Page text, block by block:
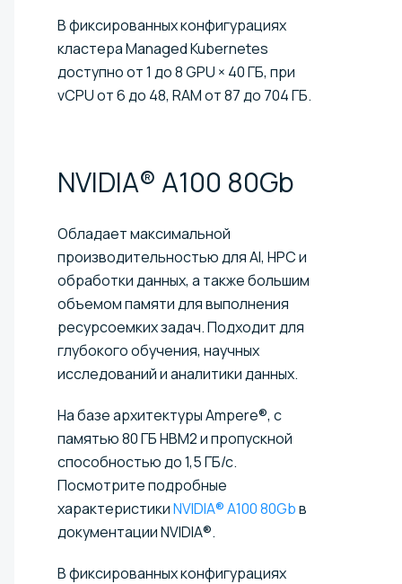
В фиксированных конфигурациях
кластера Managed Kubernetes
доступно от 1 до 8 GPU × 40 ГБ, при
vCPU от 6 до 48, RAM от 87 до 704 ГБ.
NVIDIA® A100 80Gb
Обладает максимальной
производительностью для AI, HPC и
обработки данных, а также большим
объемом памяти для выполнения
ресурсоемких задач. Подходит для
глубокого обучения, научных
исследований и аналитики данных.
На базе архитектуры Ampere®, с
памятью 80 ГБ HBM2 и пропускной
способностью до 1,5 ГБ/с.
Посмотрите подробные
характеристикиNVIDIA® A100 80Gbв
документации NVIDIA®.
В фиксированных конфигурациях